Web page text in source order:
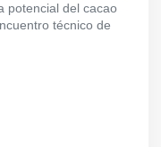
potencial del cacao
técnico de